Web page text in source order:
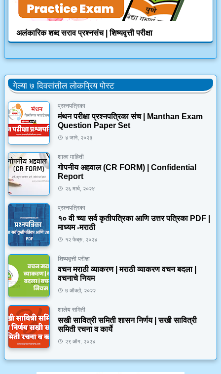
अलंकारिक शब्द सराव प्रश्नसंच | शिष्यवृत्ती परीक्षा
गेल्या ७ दिवसांतील लोकप्रिय पोस्ट
प्रश्नपत्रिका
मंथन परीक्षा प्रश्नपत्रिका संच | Manthan Exam
Question Paper Set
४ जाने, २०२३
शाळा माहिती
गोपनीय अहवाल (CR FORM) | Confidential
Report
२६ मार्च, २०२४
प्रश्नपत्रिका
१० वी च्या सर्व कृतीपत्रिका आणि उत्तर पत्रिका PDF |
माध्यम -मराठी
१२ फेब्रु, २०२४
शिष्यवृत्ती परीक्षा
वचन मराठी व्याकरण | मराठी व्याकरण वचन बदला |
वचनाचे नियम
७ ऑक्टो, २०२२
शालेय समिती
सखी सावित्री समिती शासन निर्णय | सखी सावित्री
समिती रचना व कार्ये
२९ ऑग, २०२४